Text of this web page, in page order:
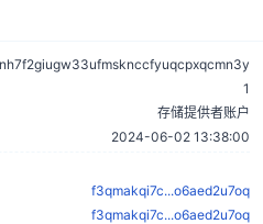
1
存储提供者账户
2024-06-02 13:38:00
f3qmakqi7c...o6aed2u7oq
f3qmakqi7c...o6aed2u7oq